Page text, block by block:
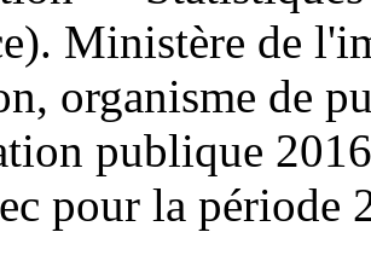
Ministère de
organisme de
publique
pour la période